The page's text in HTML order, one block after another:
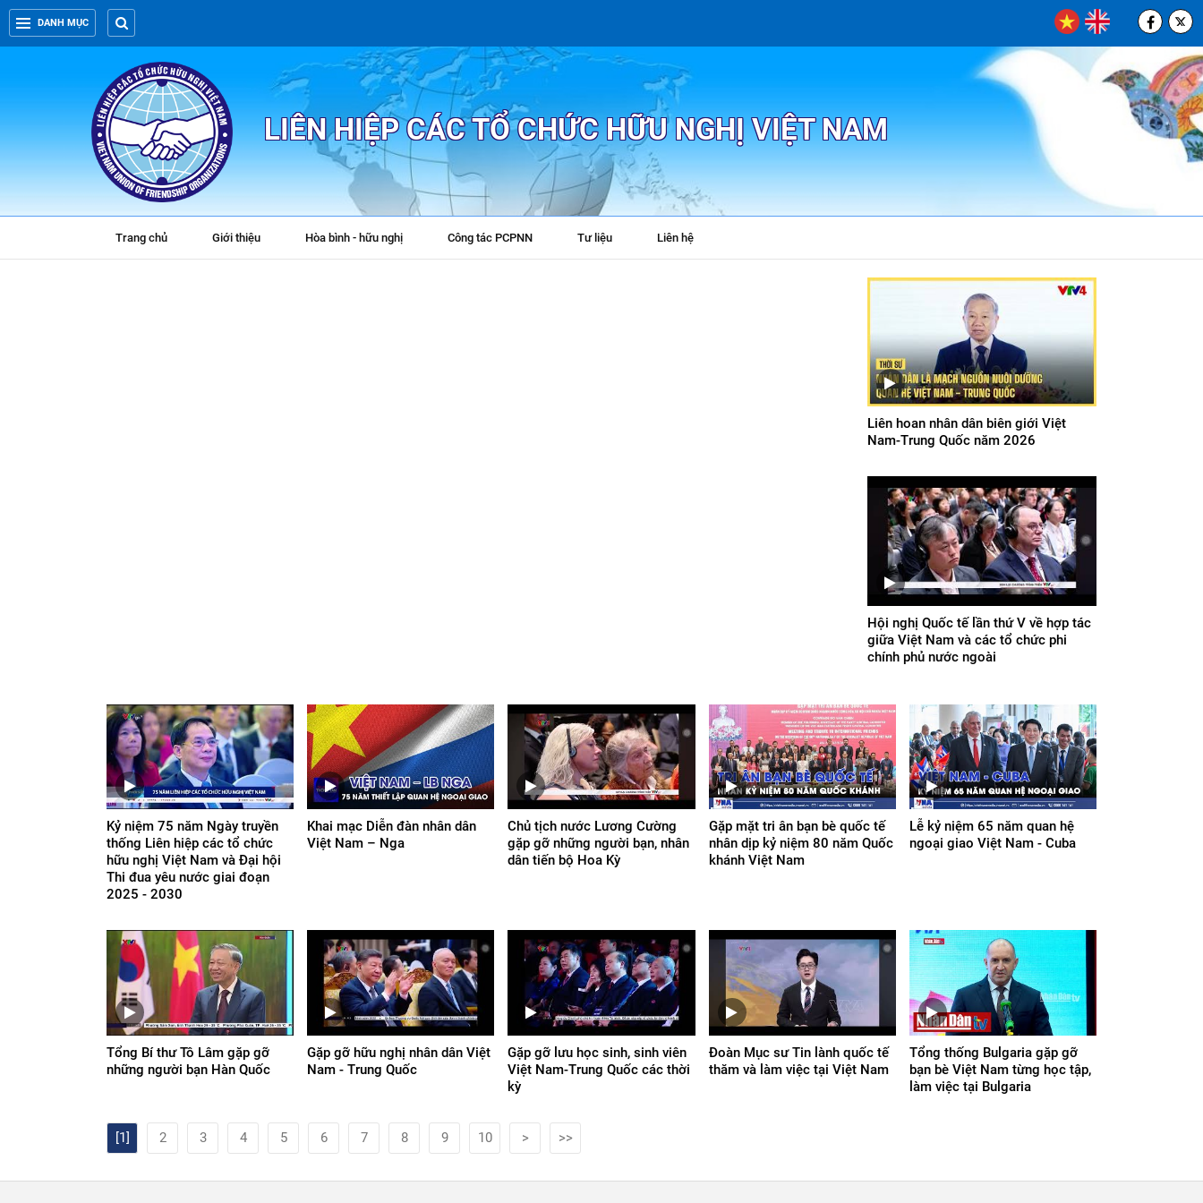
DANH MỤC
LIÊN HIỆP CÁC TỔ CHỨC HỮU NGHỊ VIỆT NAM
Trang chủ Giới thiệu Hòa bình - hữu nghị Công tác PCPNN Tư liệu Liên hệ
Liên hoan nhân dân biên giới Việt
Nam-Trung Quốc năm 2026
Hội nghị Quốc tế lần thứ V về hợp tác
giữa Việt Nam và các tổ chức phi
chính phủ nước ngoài
Kỷ niệm 75 năm Ngày truyền
thống Liên hiệp các tổ chức
hữu nghị Việt Nam và Đại hội
Thi đua yêu nước giai đoạn
2025 - 2030
Khai mạc Diễn đàn nhân dân
Việt Nam – Nga
Chủ tịch nước Lương Cường
gặp gỡ những người bạn, nhân
dân tiến bộ Hoa Kỳ
Gặp mặt tri ân bạn bè quốc tế
nhân dịp kỷ niệm 80 năm Quốc
khánh Việt Nam
Lễ kỷ niệm 65 năm quan hệ
ngoại giao Việt Nam - Cuba
Tổng Bí thư Tô Lâm gặp gỡ
những người bạn Hàn Quốc
Gặp gỡ hữu nghị nhân dân Việt
Nam - Trung Quốc
Gặp gỡ lưu học sinh, sinh viên
Việt Nam-Trung Quốc các thời
kỳ
Đoàn Mục sư Tin lành quốc tế
thăm và làm việc tại Việt Nam
Tổng thống Bulgaria gặp gỡ
bạn bè Việt Nam từng học tập,
làm việc tại Bulgaria
[1] 2 3 4 5 6 7 8 9 10 > >>